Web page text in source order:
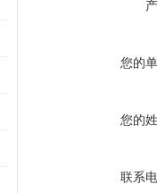
您的
您的
联系